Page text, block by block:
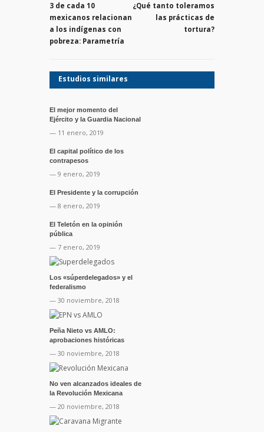
3 de cada 10
mexicanos relacionan
a los indígenas con
pobreza: Parametría
¿Qué tanto toleramos
las prácticas de
tortura?
Estudios similares
El mejor momento del
Ejército y la Guardia Nacional
— 11 enero, 2019
El capital político de los
contrapesos
— 9 enero, 2019
El Presidente y la corrupción
— 8 enero, 2019
El Teletón en la opinión
pública
— 7 enero, 2019
Los «súperdelegados» y el
federalismo
— 30 noviembre, 2018
Peña Nieto vs AMLO:
aprobaciones históricas
— 30 noviembre, 2018
No ven alcanzados ideales de
la Revolución Mexicana
— 20 noviembre, 2018